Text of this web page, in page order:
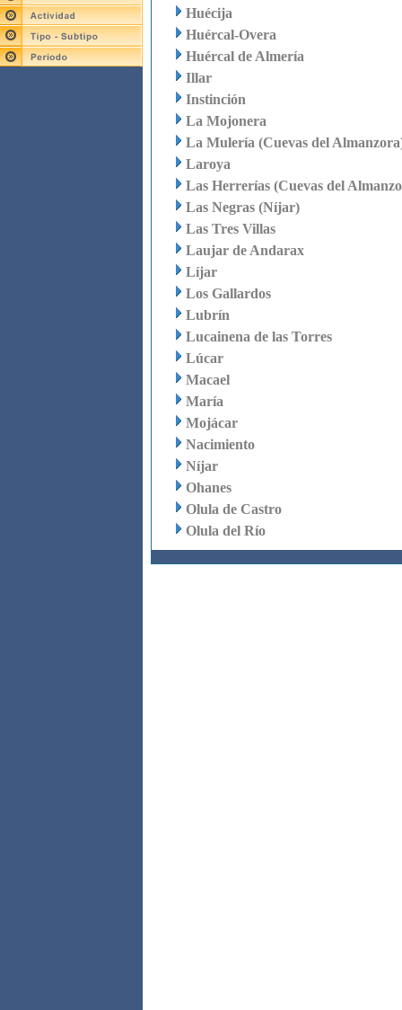
Huécija
Huércal-Overa
Huércal de Almería
Illar
Instinción
La Mojonera
La Mulería (Cuevas del
Laroya
Las Herrerías (Cuevas del
Las Negras (Níjar)
Las Tres Villas
Laujar de Andarax
Líjar
Los Gallardos
Lubrín
Lucainena de las Torres
Lúcar
Macael
María
Mojácar
Nacimiento
Níjar
Ohanes
Olula de Castro
Olula del Río